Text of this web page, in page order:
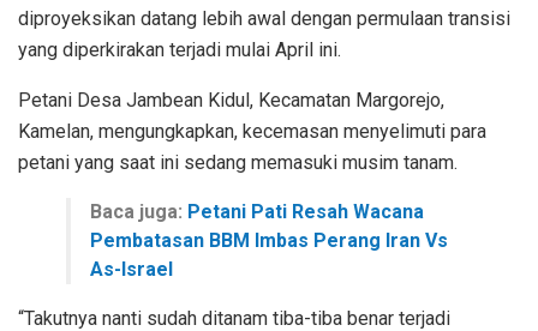
diproyeksikan datang lebih awal dengan permulaan transisi
yang diperkirakan terjadi mulai April ini.
Petani Desa Jambean Kidul, Kecamatan Margorejo,
Kamelan, mengungkapkan, kecemasan menyelimuti para
petani yang saat ini sedang memasuki musim tanam.
Baca juga: Petani Pati Resah Wacana
Pembatasan BBM Imbas Perang Iran Vs
As-Israel
“Takutnya nanti sudah ditanam tiba-tiba benar terjadi